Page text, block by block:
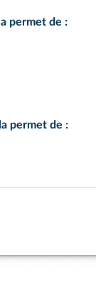
permet de :
permet de :